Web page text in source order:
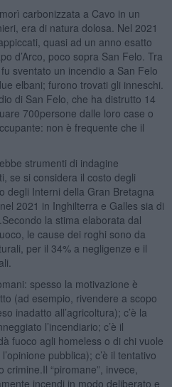
carbonizzata a Cavo in un
era di natura dolosa. Nel 2021
quasi ad un anno esatto
d’Arco, poco sopra San Felo. Tra
sventato un incendio a San Felo
elbani; furono trovati gli inneschi.
di San Felo, che ha distrutto 14
700persone dalle loro case o
non è frequente che il
strumenti di indagine
se si considera il costo degli
degli Interni della Gran Bretagna
2021 in Inghilterra e Galles sia di
la stima elaborata dal
le cause dei roghi sono da
per il 34% a negligenze e il
spesso la motivazione è
(ad esempio, rivendere a scopo
inadatto all’agricoltura); c’è la
l’incendiario; c’è il
fuoco agli homeless o di chi vuole
pubblica); c’è il tentativo
“piromane”, invece,
incendi in modo deliberato e